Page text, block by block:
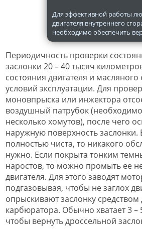
Для эффективной работы
двигателя внутреннего
необходимо обеспечить
Периодичность проверки
заслонки 20 – 40 тысяч
состояния двигателя и
условий эксплуатации. Для
моновпрыска или инжектора
воздушный патрубок (необходимо
несколько хомутов), после чего
наружную поверхность заслонки.
полностью чиста, то никакого
нужно. Если покрыта тонким
наростов, то можно промыть ее
двигателя. Для этого заводят
подгазовывая, чтобы не заглох
опрыскивают заслонку
карбюратора. Обычно хватает 3
чтобы вернуть дроссельной